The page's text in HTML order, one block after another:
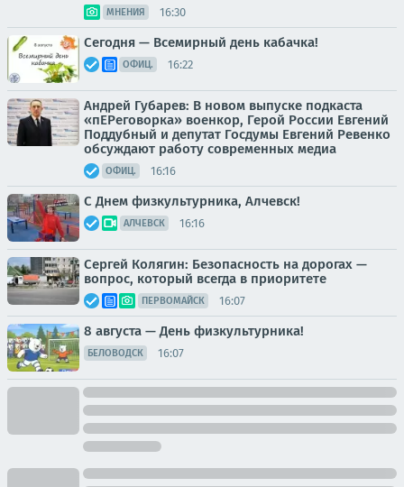
МНЕНИЯ 16:30
Сегодня — Всемирный день кабачка!
ОФИЦ. 16:22
Андрей Губарев: В новом выпуске подкаста
«пЕРеговорка» военкор, Герой России Евгений
Поддубный и депутат Госдумы Евгений Ревенко
обсуждают работу современных медиа
ОФИЦ. 16:16
С Днем физкультурника, Алчевск!
АЛЧЕВСК 16:16
Сергей Колягин: Безопасность на дорогах —
вопрос, который всегда в приоритете
ПЕРВОМАЙСК 16:07
8 августа — День физкультурника!
БЕЛОВОДСК 16:07